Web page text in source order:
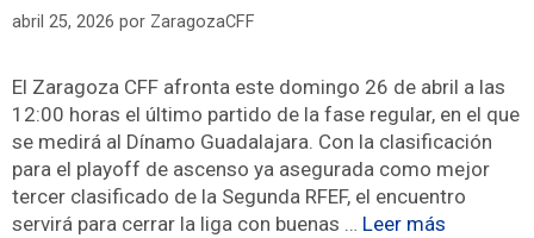
abril 25, 2026 por ZaragozaCFF
El Zaragoza CFF afronta este domingo 26 de abril a las
12:00 horas el último partido de la fase regular, en el que
se medirá al Dínamo Guadalajara. Con la clasificación
para el playoff de ascenso ya asegurada como mejor
tercer clasificado de la Segunda RFEF, el encuentro
servirá para cerrar la liga con buenas … Leer más